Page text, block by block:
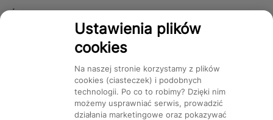
Śledź nas!
Ustawienia plików
cookies
Na naszej stronie korzystamy z plików
cookies (ciasteczek) i podobnych
technologii. Po co to robimy? Dzięki nim
możemy usprawniać serwis, prowadzić
działania marketingowe oraz pokazywać